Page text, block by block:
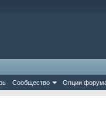
Сообщество Опции